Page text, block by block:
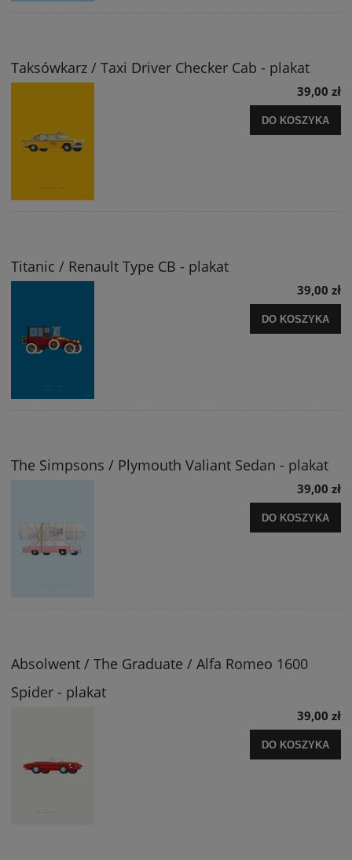
Taksówkarz / Taxi Driver Checker Cab - plakat
39,00 zł
DO KOSZYKA
Titanic / Renault Type CB - plakat
39,00 zł
DO KOSZYKA
The Simpsons / Plymouth Valiant Sedan - plakat
39,00 zł
DO KOSZYKA
Absolwent / The Graduate / Alfa Romeo 1600
Spider - plakat
39,00 zł
DO KOSZYKA